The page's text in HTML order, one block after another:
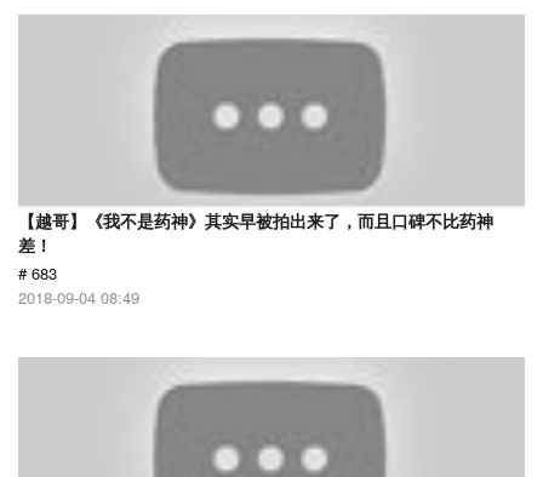
【越哥】《我不是药神》其实早被拍出来了，而且口碑不比药神
差！
# 683
2018-09-04 08:49